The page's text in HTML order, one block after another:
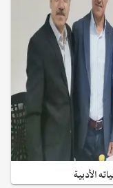
الأدبية